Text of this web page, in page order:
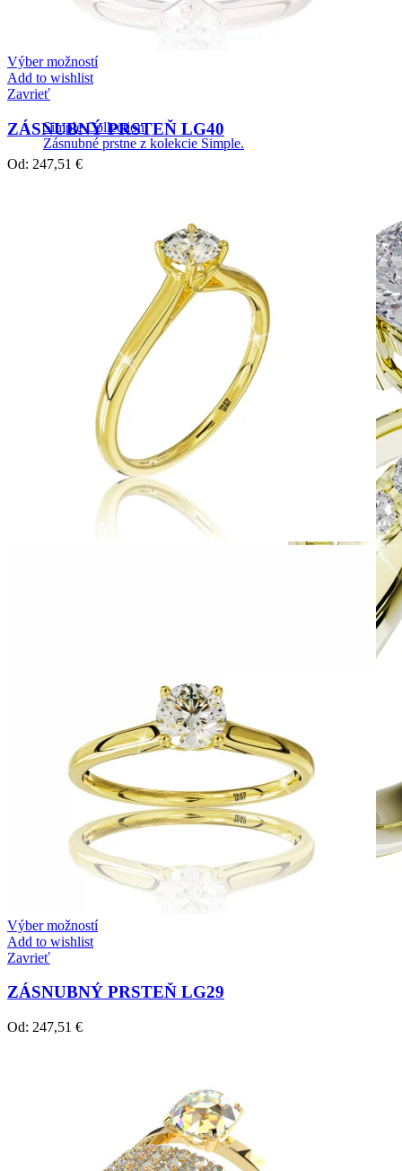
Simple Collection
Zásnubné prstne z kolekcie Simple.
Zásnubné prstne z kolekcie Crown Beauty.
Výber možností
Add to wishlist
Zavrieť
ZÁSNUBNÝ PRSTEŇ LG40
Od: 247,51 €
Výber možností
Add to wishlist
Zavrieť
ZÁSNUBNÝ PRSTEŇ LG29
Od: 247,51 €